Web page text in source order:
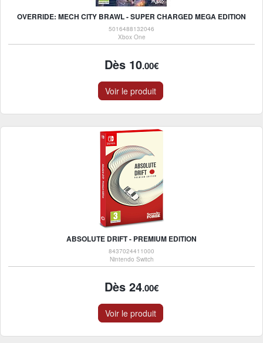
OVERRIDE: MECH CITY BRAWL - SUPER CHARGED MEGA EDITION
5016488132046
Xbox One
Dès 10.00€
Voir le produit
ABSOLUTE DRIFT - PREMIUM EDITION
8437024411000
Nintendo Switch
Dès 24.00€
Voir le produit